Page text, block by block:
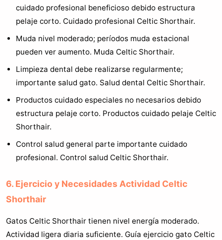
cuidado profesional beneficioso debido estructura
pelaje corto. Cuidado profesional Celtic Shorthair.
Muda nivel moderado; períodos muda estacional
pueden ver aumento. Muda Celtic Shorthair.
Limpieza dental debe realizarse regularmente;
importante salud gato. Salud dental Celtic Shorthair.
Productos cuidado especiales no necesarios debido
estructura pelaje corto. Productos cuidado pelaje Celtic
Shorthair.
Control salud general parte importante cuidado
profesional. Control salud Celtic Shorthair.
6. Ejercicio y Necesidades Actividad Celtic
Shorthair
Gatos Celtic Shorthair tienen nivel energía moderado.
Actividad ligera diaria suficiente. Guía ejercicio gato Celtic